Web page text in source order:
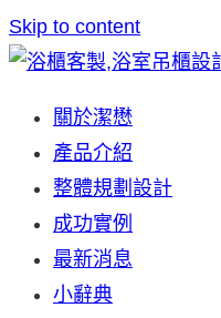
Skip to content
關於潔懋
產品介紹
整體規劃設計
成功實例
最新消息
小辭典